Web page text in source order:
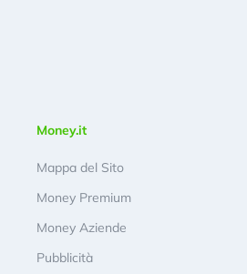
Money.it
Mappa del Sito
Money Premium
Money Aziende
Pubblicità